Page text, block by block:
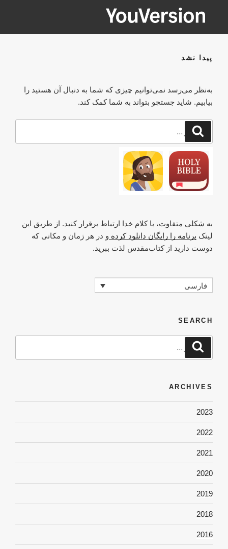
YOUVERSION
پیدا نشد
به‌نظر می‌رسد نمی‌توانیم چیزی که شما به دنبال آن هستید را
بیابیم. شاید جستجو بتواند به شما کمک کند.
جستجو
برای
جستجو
به شکلی متفاوت، با کلام خدا ارتباط برقرار کنید. از طریق این
لینک برنامه را رایگان دانلود کرده و در هر زمان و مکانی که
دوست دارید از کتاب‌مقدس لذت ببرید.
فارسی
SEARCH
جستجو
برای
جستجو
ARCHIVES
2023
2022
2021
2020
2019
2018
2016